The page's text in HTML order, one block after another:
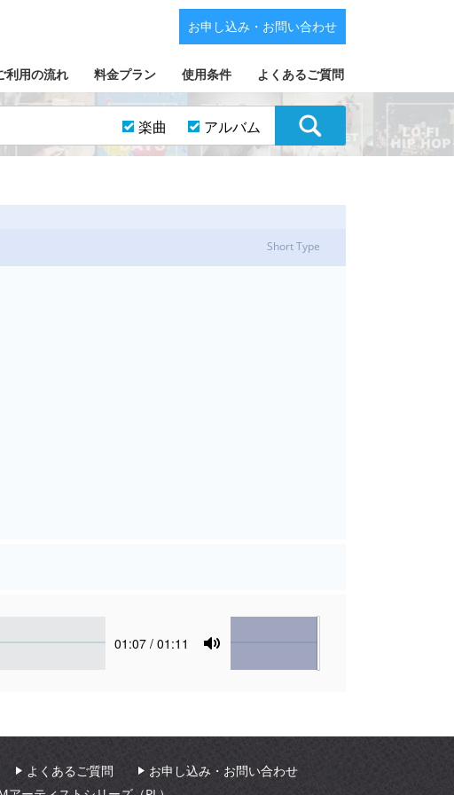
利用の流れ 料金プラン 使用条件 よくあるご質問
お申し込み・お問い合わせ
楽曲 アルバム
Short Type
Current
01:07 / 01:11
Mute
Volume
よくあるご質問
お申し込み・お問い合わせ